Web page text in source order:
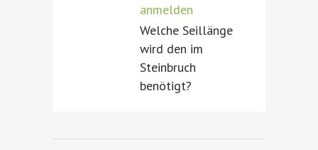
anmelden
Welche Seillänge
wird den im
Steinbruch
benötigt?